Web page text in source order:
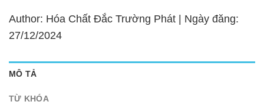
Author: Hóa Chất Đắc Trường Phát | Ngày đăng:
27/12/2024
MÔ TẢ
TỪ KHÓA